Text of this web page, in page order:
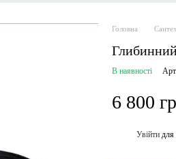
Головна
В наявності
6 800
Увійти для